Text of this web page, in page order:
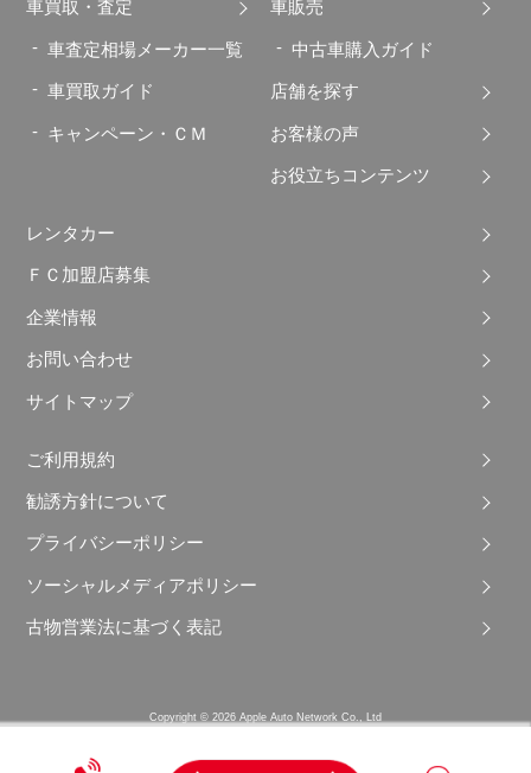
車買取・査定
車査定相場メーカー一覧
車買取ガイド
キャンペーン・ＣＭ
車販売
中古車購入ガイド
店舗を探す
お客様の声
お役立ちコンテンツ
レンタカー
ＦＣ加盟店募集
企業情報
お問い合わせ
サイトマップ
ご利用規約
勧誘方針について
プライバシーポリシー
ソーシャルメディアポリシー
古物営業法に基づく表記
Copyright © 2026 Apple Auto Network Co., Ltd